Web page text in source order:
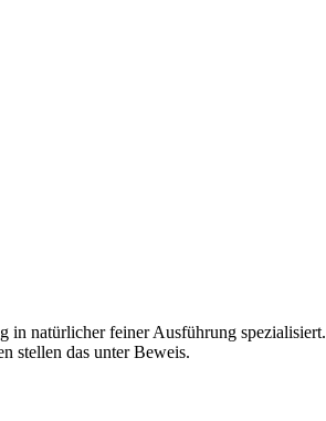
in natürlicher feiner Ausführung spezialisiert.
stellen das unter Beweis.